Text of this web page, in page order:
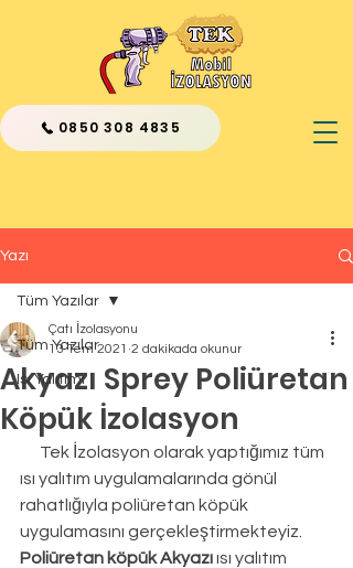
0850 308 4835
Yazı
Tüm Yazılar
Isı Yalıtımı
Tüm Yazılar
Akyazı Sprey Poliüretan
Köpük İzolasyon
Çatı İzolasyonu
13 Tem 2021 2 dakikada okunur
ısı yalıtım uygulamalarında gönül
rahatlığıyla poliüretan köpük
uygulamasını gerçekleştirmekteyiz.
Poliüretan köpük Akyazı ısı yalıtım